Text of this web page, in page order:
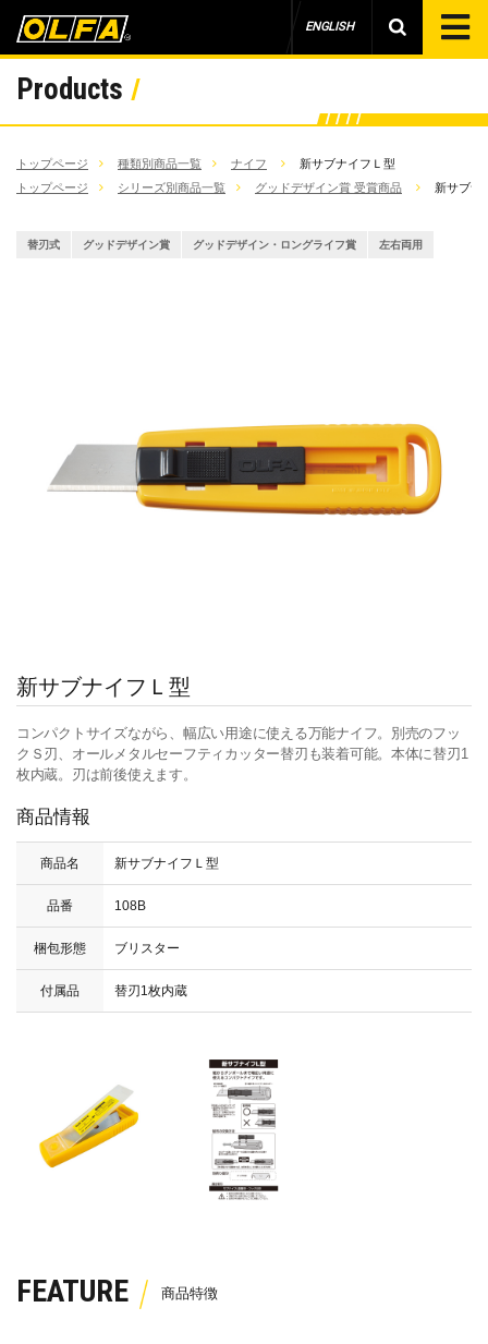
ENGLISH
Products
トップページ 種類別商品一覧 ナイフ
新サブナイフＬ型
トップページ
シリーズ別商品一覧 グッドデザイン賞 受賞商品 新サブナ
替刃式 グッドデザイン賞 グッドデザイン・ロングライフ賞 左右両用
新サブナイフＬ型
コンパクトサイズながら、幅広い用途に使える万能ナイフ。別売のフッ
クＳ刃、オールメタルセーフティカッター替刃も装着可能。本体に替刃1
枚内蔵。刃は前後使えます。
商品情報
商品名 新サブナイフＬ型
品番 108B
梱包形態 ブリスター
付属品 替刃1枚内蔵
FEATURE